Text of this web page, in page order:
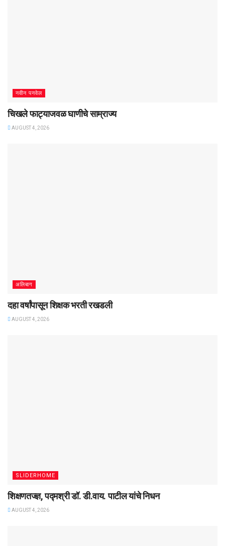
नवीन पनवेल
चिखले फाट्याजवळ घाणीचे साम्राज्य
AUGUST 4, 2026
अलिबाग
दहा वर्षांपासून शिक्षक भरती रखडली
AUGUST 4, 2026
SLIDERHOME
शिक्षणतज्ज्ञ, पद्मश्री डॉ. डी.वाय. पाटील यांचे निधन
AUGUST 4, 2026